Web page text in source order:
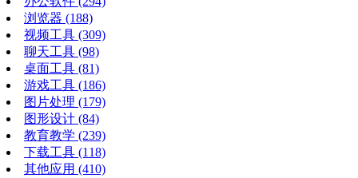
浏览器 (188)
视频工具 (309)
聊天工具 (98)
桌面工具 (81)
游戏工具 (186)
图片处理 (179)
图形设计 (84)
教育教学 (239)
下载工具 (118)
其他应用 (410)